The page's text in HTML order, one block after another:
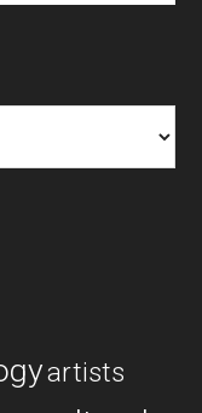
artists